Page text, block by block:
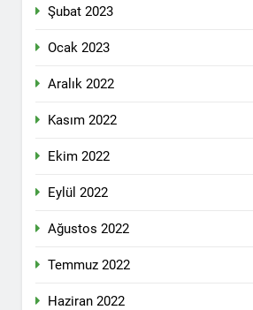
dil olsun.
li ber kolonyalîzmê netewînin bi rêzdarî
Şubat 2023
Ocak 2023
Aralık 2022
Kasım 2022
Ekim 2022
Eylül 2022
Ağustos 2022
Temmuz 2022
Haziran 2022